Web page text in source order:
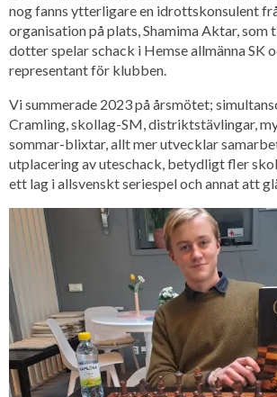
nog fanns ytterligare en idrottskonsulent
organisation på plats, Shamima Aktar, som
dotter spelar schack i Hemse allmänna SK
representant för klubben.
Vi summerade 2023 på årsmötet;
Cramling, skollag-SM, distriktstävlingar,
sommar-blixtar, allt mer utvecklar
utplacering av uteschack, betydligt fler
ett lag i allsvenskt seriespel och annat att